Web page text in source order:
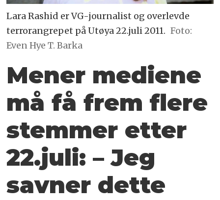
Lara Rashid er VG-journalist og overlevde
terrorangrepet på Utøya 22.juli 2011. Foto:
Even Hye T. Barka
Mener mediene
må få frem flere
stemmer etter
22.juli: – Jeg
savner dette